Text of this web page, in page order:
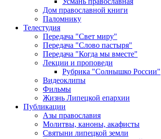
Дом православной книги
Паломнику
Телестудия
Передача "Свет миру"
Передача "Слово пастыря"
Передача "Когда мы вместе"
Лекции и проповеди
Рубрика "Солнышко России"
Видеоклипы
Фильмы
Жизнь Липецкой епархии
Публикации
Азы православия
Молитвы, каноны, акафисты
Святыни липецкой земли